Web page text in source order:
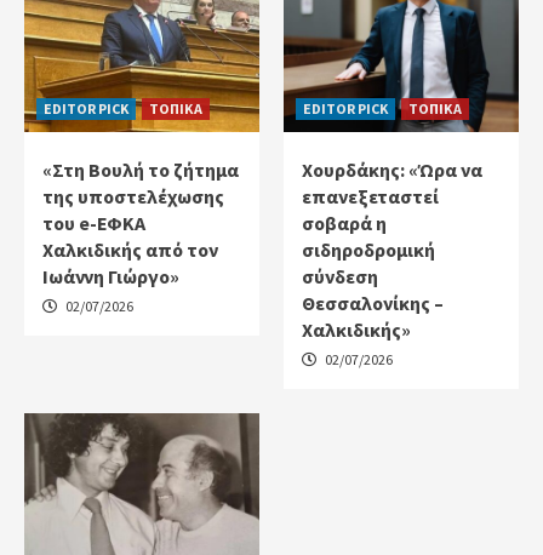
EDITOR PICK ΤΟΠΙΚΑ
«Στη Βουλή το ζήτημα
της υποστελέχωσης
του e-ΕΦΚΑ
Χαλκιδικής από τον
Ιωάννη Γιώργο»
02/07/2026
EDITOR PICK ΤΟΠΙΚΑ
Χουρδάκης: «Ώρα να
επανεξεταστεί
σοβαρά η
σιδηροδρομική
σύνδεση
Θεσσαλονίκης –
Χαλκιδικής»
02/07/2026